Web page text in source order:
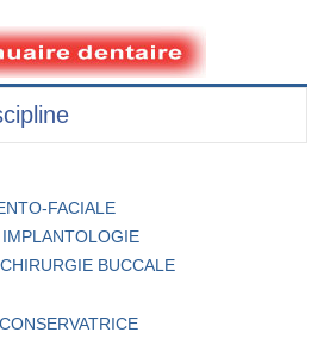
FACIALE
BUCCALE